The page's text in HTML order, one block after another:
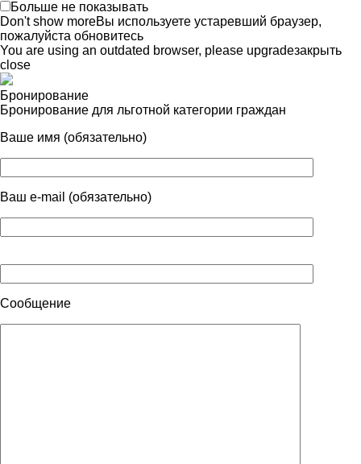
Больше не показывать
Don't show moreВы используете устаревший браузер,
пожалуйста обновитесь
You are using an outdated browser, please upgradeзакрыть
close
Бронирование
Бронирование для льготной категории граждан
Ваше имя (обязательно)
Ваш e-mail (обязательно)
Сообщение